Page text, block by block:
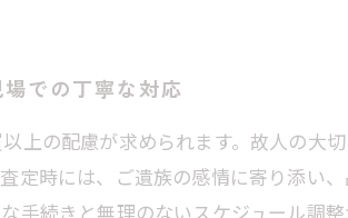
での丁寧な対応
上の配慮が求められます。故人の大
定時には、ご遺族の感情に寄り添い
手続きと無理のないスケジュール調